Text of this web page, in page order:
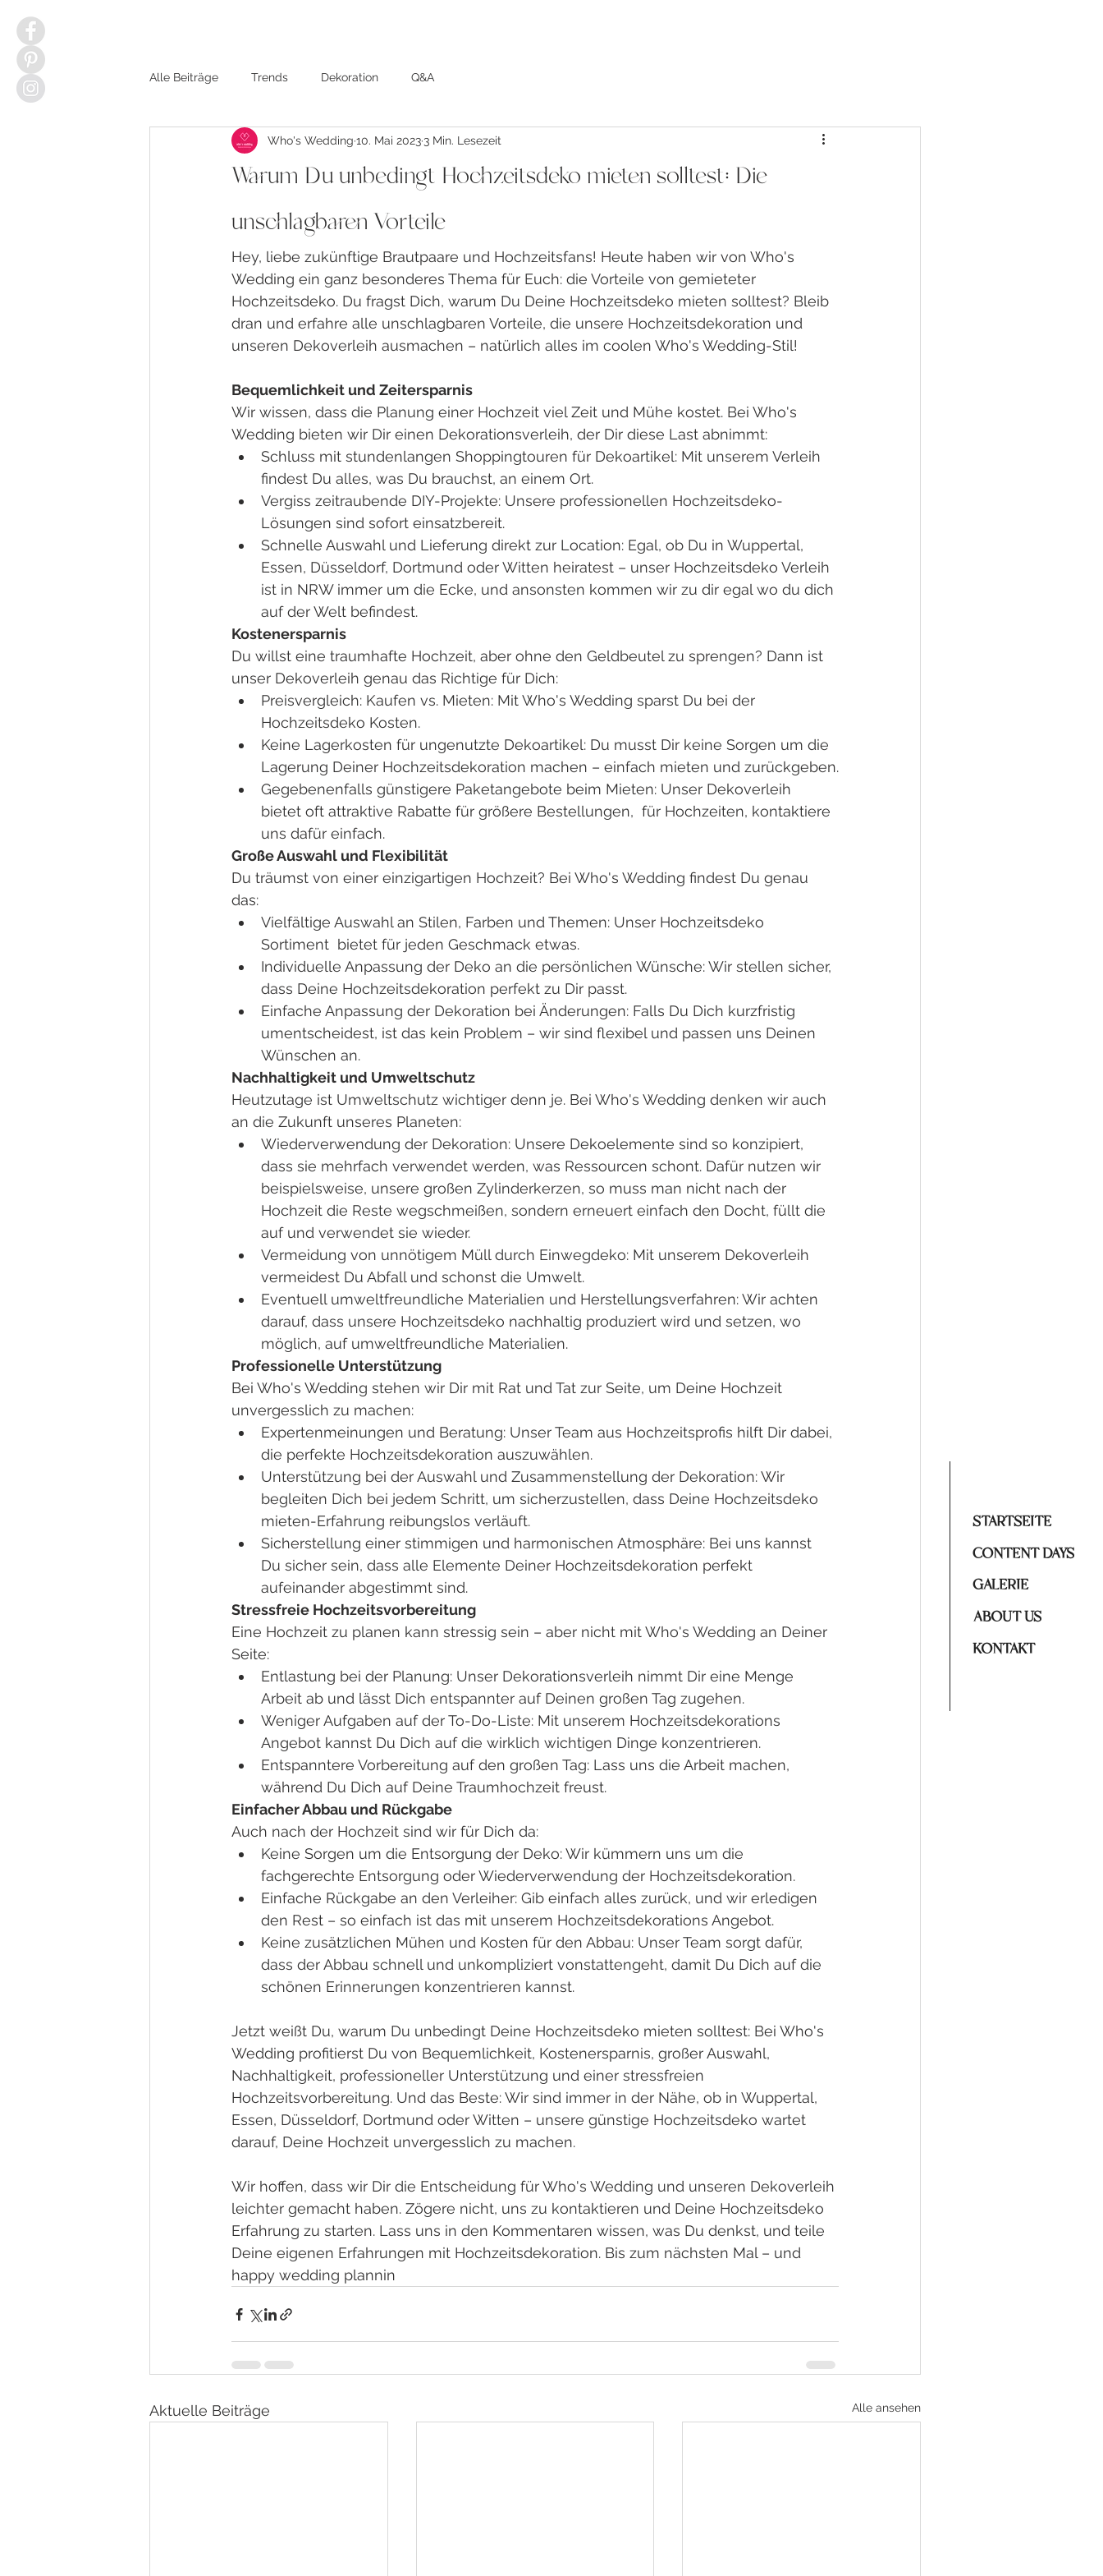
STARTSEITE
CONTENT DAYS
GALERIE
ABOUT US
KONTAKT
Alle Beiträge Trends Dekoration Q&A
Warum Du unbedingt Hochzeitsdeko mieten solltest: Die
unschlagbaren Vorteile
Who's Wedding 10. Mai 2023 3 Min. Lesezeit
Hey, liebe zukünftige Brautpaare und Hochzeitsfans! Heute haben wir von Who's
Wedding ein ganz besonderes Thema für Euch: die Vorteile von gemieteter
Hochzeitsdeko. Du fragst Dich, warum Du Deine Hochzeitsdeko mieten solltest? Bleib
dran und erfahre alle unschlagbaren Vorteile, die unsere Hochzeitsdekoration und
unseren Dekoverleih ausmachen – natürlich alles im coolen Who's Wedding-Stil!
Bequemlichkeit und Zeitersparnis
Wir wissen, dass die Planung einer Hochzeit viel Zeit und Mühe kostet. Bei Who's
Wedding bieten wir Dir einen Dekorationsverleih, der Dir diese Last abnimmt:
Schluss mit stundenlangen Shoppingtouren für Dekoartikel: Mit unserem Verleih
findest Du alles, was Du brauchst, an einem Ort.
Vergiss zeitraubende DIY-Projekte: Unsere professionellen Hochzeitsdeko-
Lösungen sind sofort einsatzbereit.
Schnelle Auswahl und Lieferung direkt zur Location: Egal, ob Du in Wuppertal,
Essen, Düsseldorf, Dortmund oder Witten heiratest – unser Hochzeitsdeko Verleih
ist in NRW immer um die Ecke, und ansonsten kommen wir zu dir egal wo du dich
auf der Welt befindest.
Kostenersparnis
Du willst eine traumhafte Hochzeit, aber ohne den Geldbeutel zu sprengen? Dann ist
unser Dekoverleih genau das Richtige für Dich:
Preisvergleich: Kaufen vs. Mieten: Mit Who's Wedding sparst Du bei der
Hochzeitsdeko Kosten.
Keine Lagerkosten für ungenutzte Dekoartikel: Du musst Dir keine Sorgen um die
Lagerung Deiner Hochzeitsdekoration machen – einfach mieten und zurückgeben.
Gegebenenfalls günstigere Paketangebote beim Mieten: Unser Dekoverleih
bietet oft attraktive Rabatte für größere Bestellungen,  für Hochzeiten, kontaktiere
uns dafür einfach.
Große Auswahl und Flexibilität
Du träumst von einer einzigartigen Hochzeit? Bei Who's Wedding findest Du genau
das:
Vielfältige Auswahl an Stilen, Farben und Themen: Unser Hochzeitsdeko
Sortiment  bietet für jeden Geschmack etwas.
Individuelle Anpassung der Deko an die persönlichen Wünsche: Wir stellen sicher,
dass Deine Hochzeitsdekoration perfekt zu Dir passt.
Einfache Anpassung der Dekoration bei Änderungen: Falls Du Dich kurzfristig
umentscheidest, ist das kein Problem – wir sind flexibel und passen uns Deinen
Wünschen an.
Nachhaltigkeit und Umweltschutz
Heutzutage ist Umweltschutz wichtiger denn je. Bei Who's Wedding denken wir auch
an die Zukunft unseres Planeten:
Wiederverwendung der Dekoration: Unsere Dekoelemente sind so konzipiert,
dass sie mehrfach verwendet werden, was Ressourcen schont. Dafür nutzen wir
beispielsweise, unsere großen Zylinderkerzen, so muss man nicht nach der
Hochzeit die Reste wegschmeißen, sondern erneuert einfach den Docht, füllt die
auf und verwendet sie wieder.
Vermeidung von unnötigem Müll durch Einwegdeko: Mit unserem Dekoverleih
vermeidest Du Abfall und schonst die Umwelt.
Eventuell umweltfreundliche Materialien und Herstellungsverfahren: Wir achten
darauf, dass unsere Hochzeitsdeko nachhaltig produziert wird und setzen, wo
möglich, auf umweltfreundliche Materialien.
Professionelle Unterstützung
Bei Who's Wedding stehen wir Dir mit Rat und Tat zur Seite, um Deine Hochzeit
unvergesslich zu machen:
Expertenmeinungen und Beratung: Unser Team aus Hochzeitsprofis hilft Dir dabei,
die perfekte Hochzeitsdekoration auszuwählen.
Unterstützung bei der Auswahl und Zusammenstellung der Dekoration: Wir
begleiten Dich bei jedem Schritt, um sicherzustellen, dass Deine Hochzeitsdeko
mieten-Erfahrung reibungslos verläuft.
Sicherstellung einer stimmigen und harmonischen Atmosphäre: Bei uns kannst
Du sicher sein, dass alle Elemente Deiner Hochzeitsdekoration perfekt
aufeinander abgestimmt sind.
Stressfreie Hochzeitsvorbereitung
Eine Hochzeit zu planen kann stressig sein – aber nicht mit Who's Wedding an Deiner
Seite:
Entlastung bei der Planung: Unser Dekorationsverleih nimmt Dir eine Menge
Arbeit ab und lässt Dich entspannter auf Deinen großen Tag zugehen.
Weniger Aufgaben auf der To-Do-Liste: Mit unserem Hochzeitsdekorations
Angebot kannst Du Dich auf die wirklich wichtigen Dinge konzentrieren.
Entspanntere Vorbereitung auf den großen Tag: Lass uns die Arbeit machen,
während Du Dich auf Deine Traumhochzeit freust.
Einfacher Abbau und Rückgabe
Auch nach der Hochzeit sind wir für Dich da:
Keine Sorgen um die Entsorgung der Deko: Wir kümmern uns um die
fachgerechte Entsorgung oder Wiederverwendung der Hochzeitsdekoration.
Einfache Rückgabe an den Verleiher: Gib einfach alles zurück, und wir erledigen
den Rest – so einfach ist das mit unserem Hochzeitsdekorations Angebot.
Keine zusätzlichen Mühen und Kosten für den Abbau: Unser Team sorgt dafür,
dass der Abbau schnell und unkompliziert vonstattengeht, damit Du Dich auf die
schönen Erinnerungen konzentrieren kannst.
Jetzt weißt Du, warum Du unbedingt Deine Hochzeitsdeko mieten solltest: Bei Who's
Wedding profitierst Du von Bequemlichkeit, Kostenersparnis, großer Auswahl,
Nachhaltigkeit, professioneller Unterstützung und einer stressfreien
Hochzeitsvorbereitung. Und das Beste: Wir sind immer in der Nähe, ob in Wuppertal,
Essen, Düsseldorf, Dortmund oder Witten – unsere günstige Hochzeitsdeko wartet
darauf, Deine Hochzeit unvergesslich zu machen.
Wir hoffen, dass wir Dir die Entscheidung für Who's Wedding und unseren Dekoverleih
leichter gemacht haben. Zögere nicht, uns zu kontaktieren und Deine Hochzeitsdeko
Erfahrung zu starten. Lass uns in den Kommentaren wissen, was Du denkst, und teile
Deine eigenen Erfahrungen mit Hochzeitsdekoration. Bis zum nächsten Mal – und
happy wedding plannin
Aktuelle Beiträge Alle ansehen